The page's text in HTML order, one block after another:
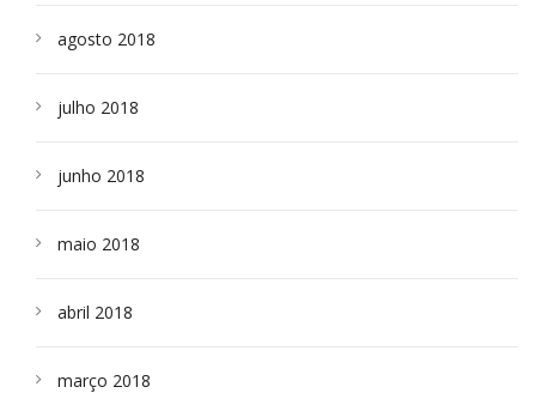
agosto 2018
julho 2018
junho 2018
maio 2018
abril 2018
março 2018